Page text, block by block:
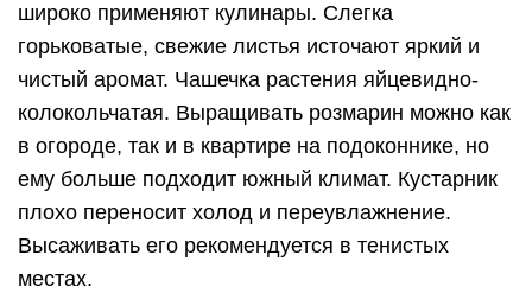
широко применяют кулинары. Слегка
горьковатые, свежие листья источают яркий и
чистый аромат. Чашечка растения яйцевидно-
колокольчатая. Выращивать розмарин можно как
в огороде, так и в квартире на подоконнике, но
ему больше подходит южный климат. Кустарник
плохо переносит холод и переувлажнение.
Высаживать его рекомендуется в тенистых
местах.